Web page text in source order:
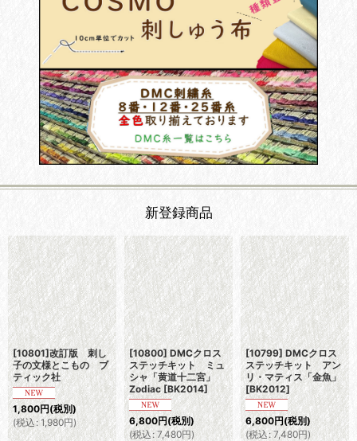
新登録商品
[10801]改訂版 刺し
子の文様とこもの ブ
ティック社
1,800円(税別)
(税込 : 1,980円)
[10800] DMCクロス
ステッチキット ミュ
シャ「黄道十二宮」
Zodiac [BK2014]
6,800円(税別)
(税込: 7,480円)
[10799] DMCクロス
ステッチキット アン
リ・マティス「金魚」
[BK2012]
6,800円(税別)
(税込: 7,480円)